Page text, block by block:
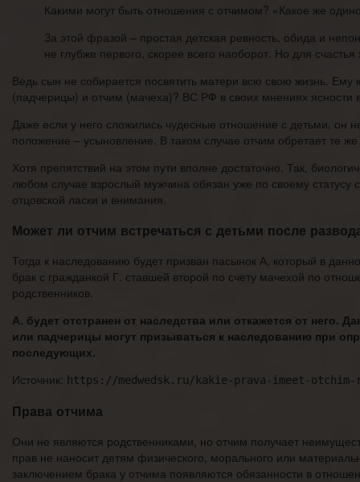
Какими могут быть отношения с отчимом? «Какое же
За этой фразой – простая детская ревность, обида и
не глубже первого, скорее всего наоборот. Но для
Ведь сын не собирается посвятить матери всю свою жизнь.
(падчерицы) и отчим (мачеха)? ВС РФ в своих мнениях ясности
Даже если у него сложились чудесные отношение с детьми, он
положение – усыновление. В таком случае отчим обретает те
Хотя препятствий на этом пути вполне достаточно. Так,
любом случае взрослый мужчина обязан уже по своему
отцовской ласки и внимания.
Может ли отчим встречаться с детьми после
Тогда к наследованию будет призван пасынок А, который в
брак с гражданкой Г. ставшей второй по счету мачехой по
родственников.
А. будет отстранен от наследства или откажется от
или падчерицы могут призываться к наследованию при
последующих.
Источник: https://medwedsk.ru/kakie-prava-imeet-otchim-
Права отчима
Они не являются родственниками, но отчим получает
прав не наносит детям физического, морального или
заключением брака у отчима появляются обязанности в